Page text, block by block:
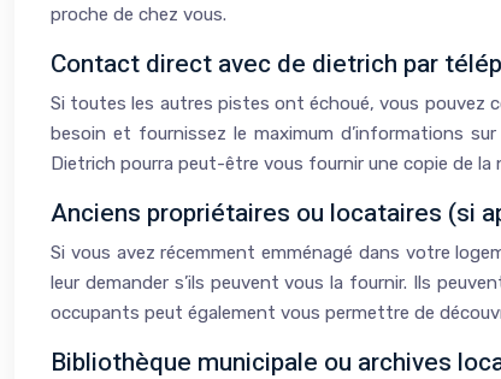
proche de chez vous.
Contact direct avec de dietrich par
Si toutes les autres pistes ont échoué, vous pouvez
besoin et fournissez le maximum d’informations
Dietrich pourra peut-être vous fournir une copie de la
Anciens propriétaires ou locataires (si
Si vous avez récemment emménagé dans votre
leur demander s’ils peuvent vous la fournir. Ils
occupants peut également vous permettre de
Bibliothèque municipale ou archives